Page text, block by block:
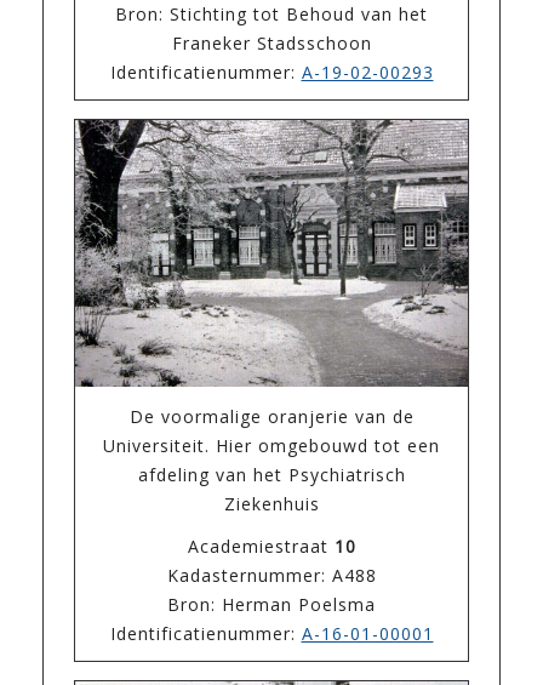
Bron: Stichting tot Behoud van het
Franeker Stadsschoon
Identificatienummer: A-19-02-00293
De voormalige oranjerie van de
Universiteit. Hier omgebouwd tot een
afdeling van het Psychiatrisch
Ziekenhuis
Academiestraat 10
Kadasternummer: A488
Bron: Herman Poelsma
Identificatienummer: A-16-01-00001